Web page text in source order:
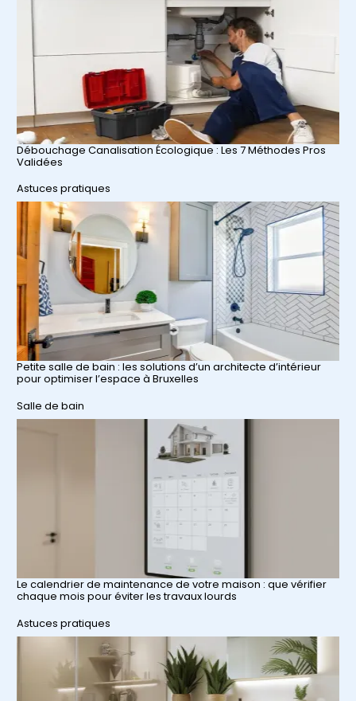
Débouchage Canalisation Écologique : Les 7 Méthodes Pros
Validées
Par rapport à
Astuces pratiques
Petite salle de bain : les solutions d’un architecte d’intérieur
pour optimiser l’espace à Bruxelles
Par rapport à
Salle de bain
Le calendrier de maintenance de votre maison : que vérifier
chaque mois pour éviter les travaux lourds
Par rapport à
Astuces pratiques